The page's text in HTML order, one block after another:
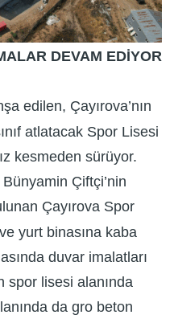
DEVAM EDİYOR
edilen, Çayırova’nın
atlatacak Spor Lisesi
kesmeden sürüyor.
Çiftçi’nin
Çayırova Spor
yurt binasına kaba
duvar imalatları
spor lisesi alanında
da gro beton